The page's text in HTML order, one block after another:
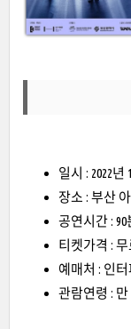
일시 : 2022년
장소 : 부산
공연시간 : 90
티켓가격 : 무
예매처 : 인
관람연령 :